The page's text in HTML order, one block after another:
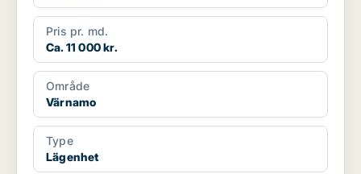
Pris pr. md.
Ca. 11 000 kr.
Område
Värnamo
Type
Lägenhet